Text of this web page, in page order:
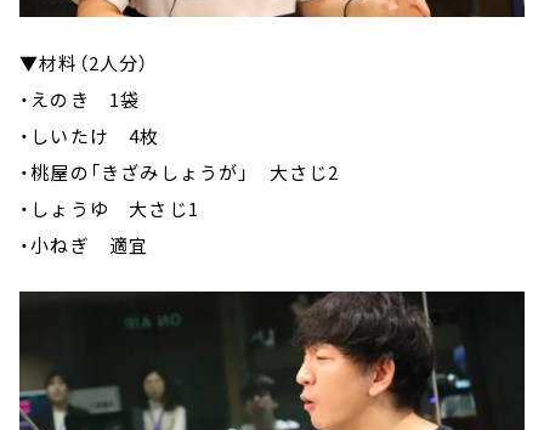
▼材料（2人分）
・えのき 1袋
・しいたけ 4枚
・桃屋の「きざみしょうが」 大さじ2
・しょうゆ 大さじ1
・小ねぎ 適宜